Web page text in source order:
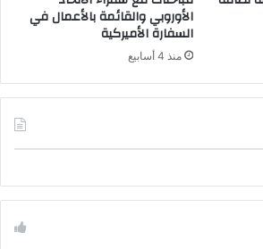
الأوروبي والقائمة بالأعمال في
السفارة الأميركية
منذ 4 أسابيع